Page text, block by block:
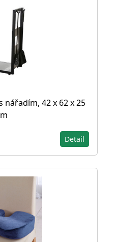
nářadím, 42 x 62 x 25
Detail